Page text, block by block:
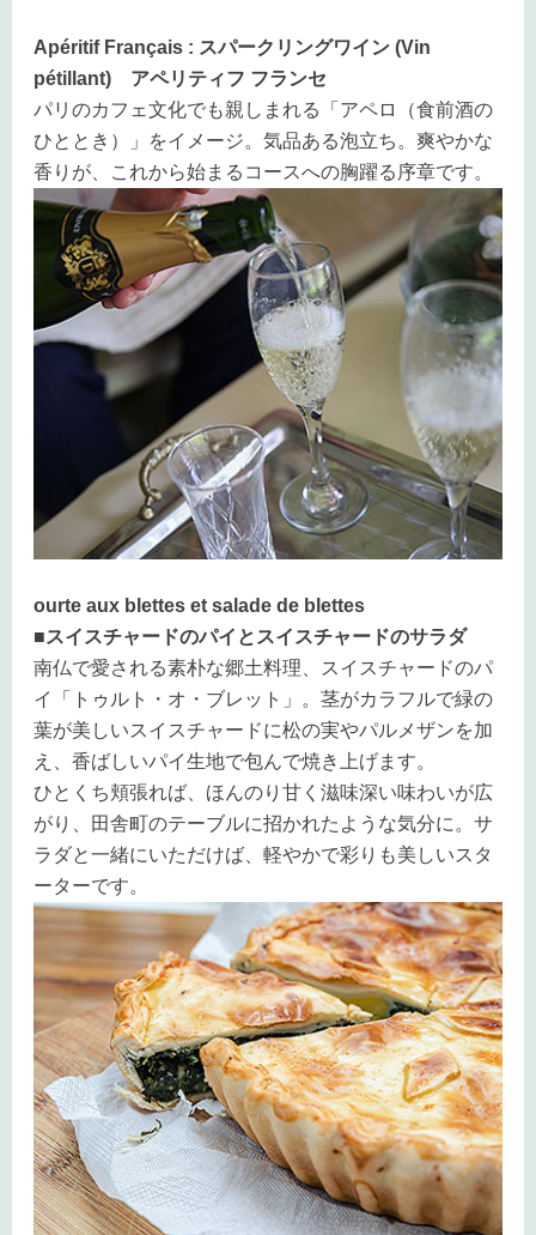
Apéritif Français : スパークリングワイン (Vin
pétillant) アペリティフ フランセ
パリのカフェ文化でも親しまれる「アペロ（食前酒の
ひととき）」をイメージ。気品ある泡立ち。爽やかな
香りが、これから始まるコースへの胸躍る序章です。
ourte aux blettes et salade de blettes
■スイスチャードのパイとスイスチャードのサラダ
南仏で愛される素朴な郷土料理、スイスチャードのパ
イ「トゥルト・オ・ブレット」。茎がカラフルで緑の
葉が美しいスイスチャードに松の実やパルメザンを加
え、香ばしいパイ生地で包んで焼き上げます。
ひとくち頬張れば、ほんのり甘く滋味深い味わいが広
がり、田舎町のテーブルに招かれたような気分に。サ
ラダと一緒にいただけば、軽やかで彩りも美しいスタ
ーターです。